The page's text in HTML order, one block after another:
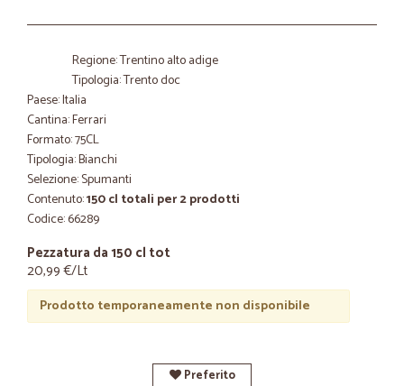
Regione: Trentino alto adige
Tipologia: Trento doc
Paese: Italia
Cantina: Ferrari
Formato: 75CL
Tipologia: Bianchi
Selezione: Spumanti
Contenuto:150 cl totali per 2 prodotti
Codice: 66289
Pezzatura da 150 cl tot
20,99 €/Lt
Prodotto temporaneamente non disponibile
Preferito